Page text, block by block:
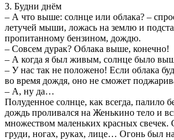
3. Будни днём
– А что выше: солнце или облака? –
летучей мыши, ложась на землю и
пропитанному бензином, дождю.
– Совсем дурак? Облака выше, конечно!
– А когда я был живым, солнце было
– У нас так не положено! Если облака
во время дождя, оно не сможет
– А, ну да…
Полуденное солнце, как всегда, палило
дождь проливался на Женькино тело и
множеством маленьких красных свечек.
груди, ногах, руках, лице… Огонь был